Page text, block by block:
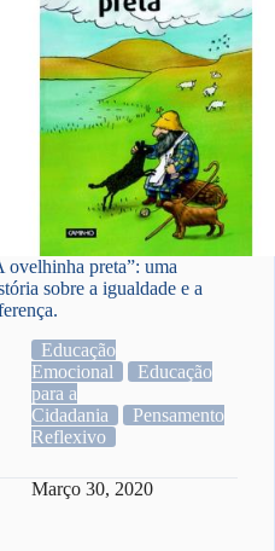
ovelhinha preta”: uma
sobre a igualdade e a
Educação
Emocional
Educação
para a
Cidadania
Pensamento
Reflexivo
Março 30, 2020